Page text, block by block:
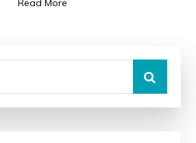
イ
Read More